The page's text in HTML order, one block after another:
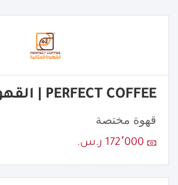
PERFECT COFFEE | القهوة المثالية
قهوة مختصة
172٬000 ر.س.